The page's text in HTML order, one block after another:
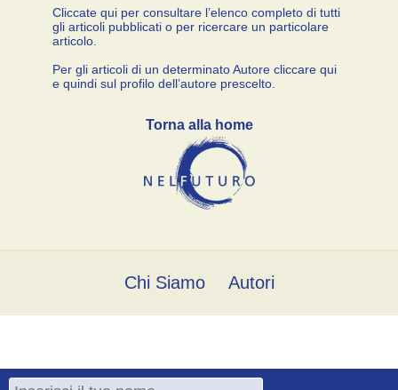
Cliccate qui per consultare l’elenco completo di tutti
gli articoli pubblicati o per ricercare un particolare
articolo.
Per gli articoli di un determinato Autore cliccare qui
e quindi sul profilo dell’autore prescelto.
Torna alla home
Chi Siamo Autori